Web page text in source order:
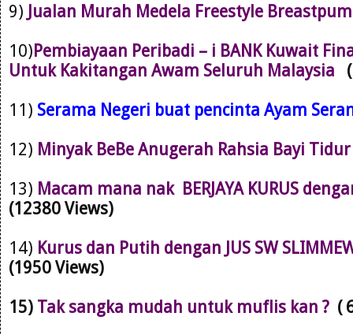
9) Jualan Murah Medela Freestyle
10)Pembiayaan Peribadi – i BANK Kuwait
Untuk Kakitangan Awam Seluruh Malaysia
11) Serama Negeri buat pencinta Ayam
12) Minyak BeBe Anugerah Rahsia Bayi
13) Macam mana nak BERJAYA KURUS
(12380 Views)
14) Kurus dan Putih dengan JUS SW
(1950 Views)
15) Tak sangka mudah untuk muflis kan ? (